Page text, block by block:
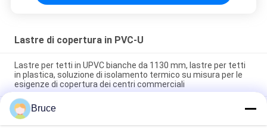
Lastre di copertura in PVC-U
Lastre per tetti in UPVC bianche da 1130 mm, lastre per tetti
in plastica, soluzione di isolamento termico su misura per le
esigenze di copertura dei centri commerciali
Piastrelle di tetto in UPVC 1070mm Bianco Carbonato di Calcio
2mm Crest Alto Termoacustico UPVC Ecoroof Roofing
System Popolare in America Latina
Bruce